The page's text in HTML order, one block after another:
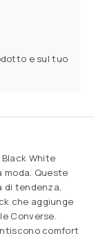
e sul tuo
Black White
moda. Queste
di tendenza,
che aggiunge
Converse.
comfort